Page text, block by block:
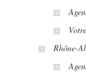
Rhône-